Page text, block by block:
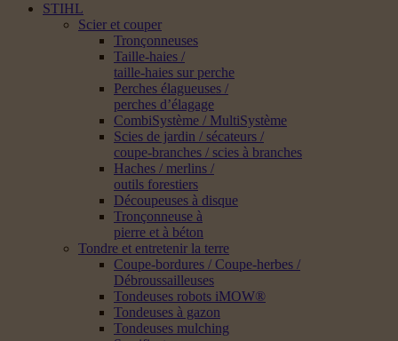
STIHL
Scier et couper
Tronçonneuses
Taille-haies /
taille-haies sur perche
Perches élagueuses /
perches d’élagage
CombiSystème / MultiSystème
Scies de jardin / sécateurs /
coupe-branches / scies à branches
Haches / merlins /
outils forestiers
Découpeuses à disque
Tronçonneuse à
pierre et à béton
Tondre et entretenir la terre
Coupe-bordures / Coupe-herbes /
Débroussailleuses
Tondeuses robots iMOW®
Tondeuses à gazon
Tondeuses mulching